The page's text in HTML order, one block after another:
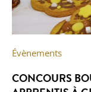
Évènements
CONCOURS